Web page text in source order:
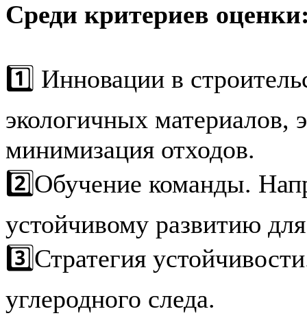
Среди критериев
1️⃣ Инновации в
экологичных материалов,
минимизация отходов.
2️⃣Обучение команды.
устойчивому развитию
3️⃣Стратегия
углеродного следа.